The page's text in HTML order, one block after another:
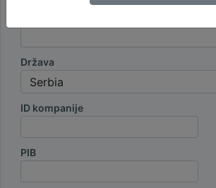
Država
ID kompanije
PIB